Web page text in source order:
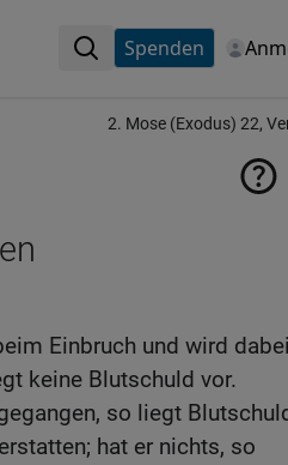
Spenden
2. Mose (Exodus) 22,
Einbruch und wird dabei
keine Blutschuld vor.
so liegt
hat er nichts, so